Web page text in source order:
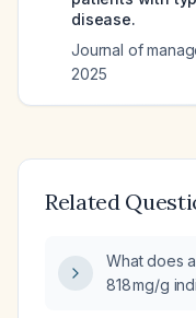
disease.
Journal of
2025
Related
What does
818 mg/g